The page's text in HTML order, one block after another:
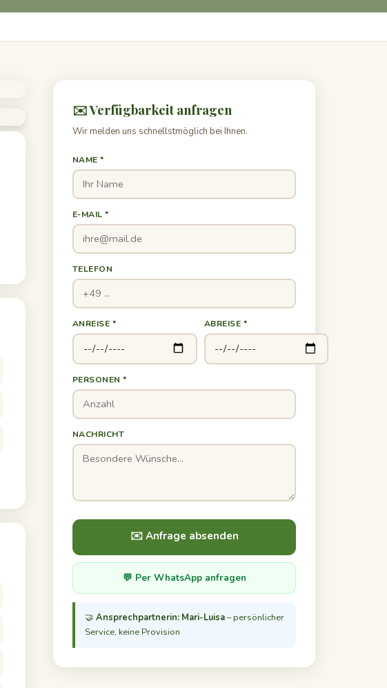
✉️ Verfügbarkeit anfragen
Wir melden uns schnellstmöglich bei Ihnen.
NAME *
E-MAIL *
TELEFON
ANREISE * ABREISE *
PERSONEN *
NACHRICHT
✉️ Anfrage absenden
💬 Per WhatsApp anfragen
🤝 Ansprechpartnerin: Mari-Luisa– persönlicher
Service, keine Provision